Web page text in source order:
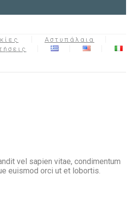
Αστυπάλαια
vel sapien vitae, condimentum
euismod orci ut et lobortis.